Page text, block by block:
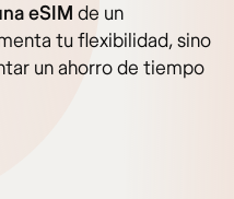
eSIM de un
tu flexibilidad, sino
un ahorro de tiempo